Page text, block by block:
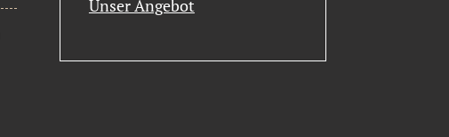
Unser Angebot